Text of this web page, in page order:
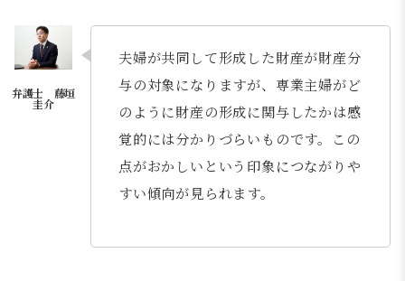
夫婦が共同して形成した財産が財産分
与の対象になりますが、専業主婦がど
のように財産の形成に関与したかは感
覚的には分かりづらいものです。この
点がおかしいという印象につながりや
すい傾向が見られます。